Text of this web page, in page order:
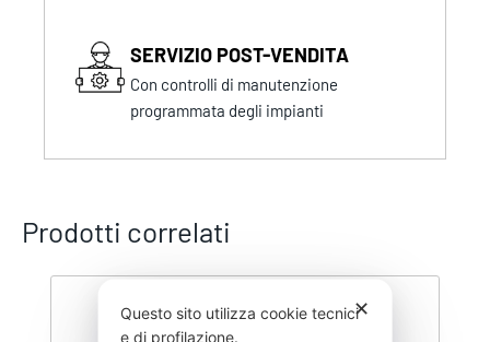
SERVIZIO POST-VENDITA
Con controlli di manutenzione
programmata degli impianti
Prodotti correlati
✕
Questo sito utilizza cookie tecnici
e di profilazione.